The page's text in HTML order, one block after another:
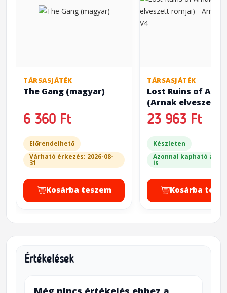
TÁRSASJÁTÉK
The Gang (magyar)
6 360 Ft
Előrendelhető
Várható érkezés: 2026-08-
31
Kosárba teszem
TÁRSASJÁTÉK
Lost Ruins of
(Arnak elveszett
romjai) - Arnak
Organizer V4
23 963 Ft
Készleten
Azonnal kapható a
is
Kosárba
Értékelések